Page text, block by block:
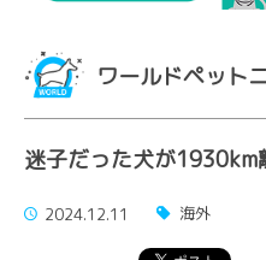
ワールドペット
迷子だった犬が1930km
2024.12.11 海外